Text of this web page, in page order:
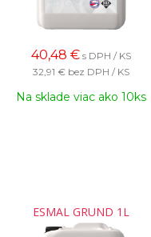
40,48 € s DPH / KS
32,91 € bez DPH / KS
Na sklade viac ako 10ks
ESMAL GRUND 1L